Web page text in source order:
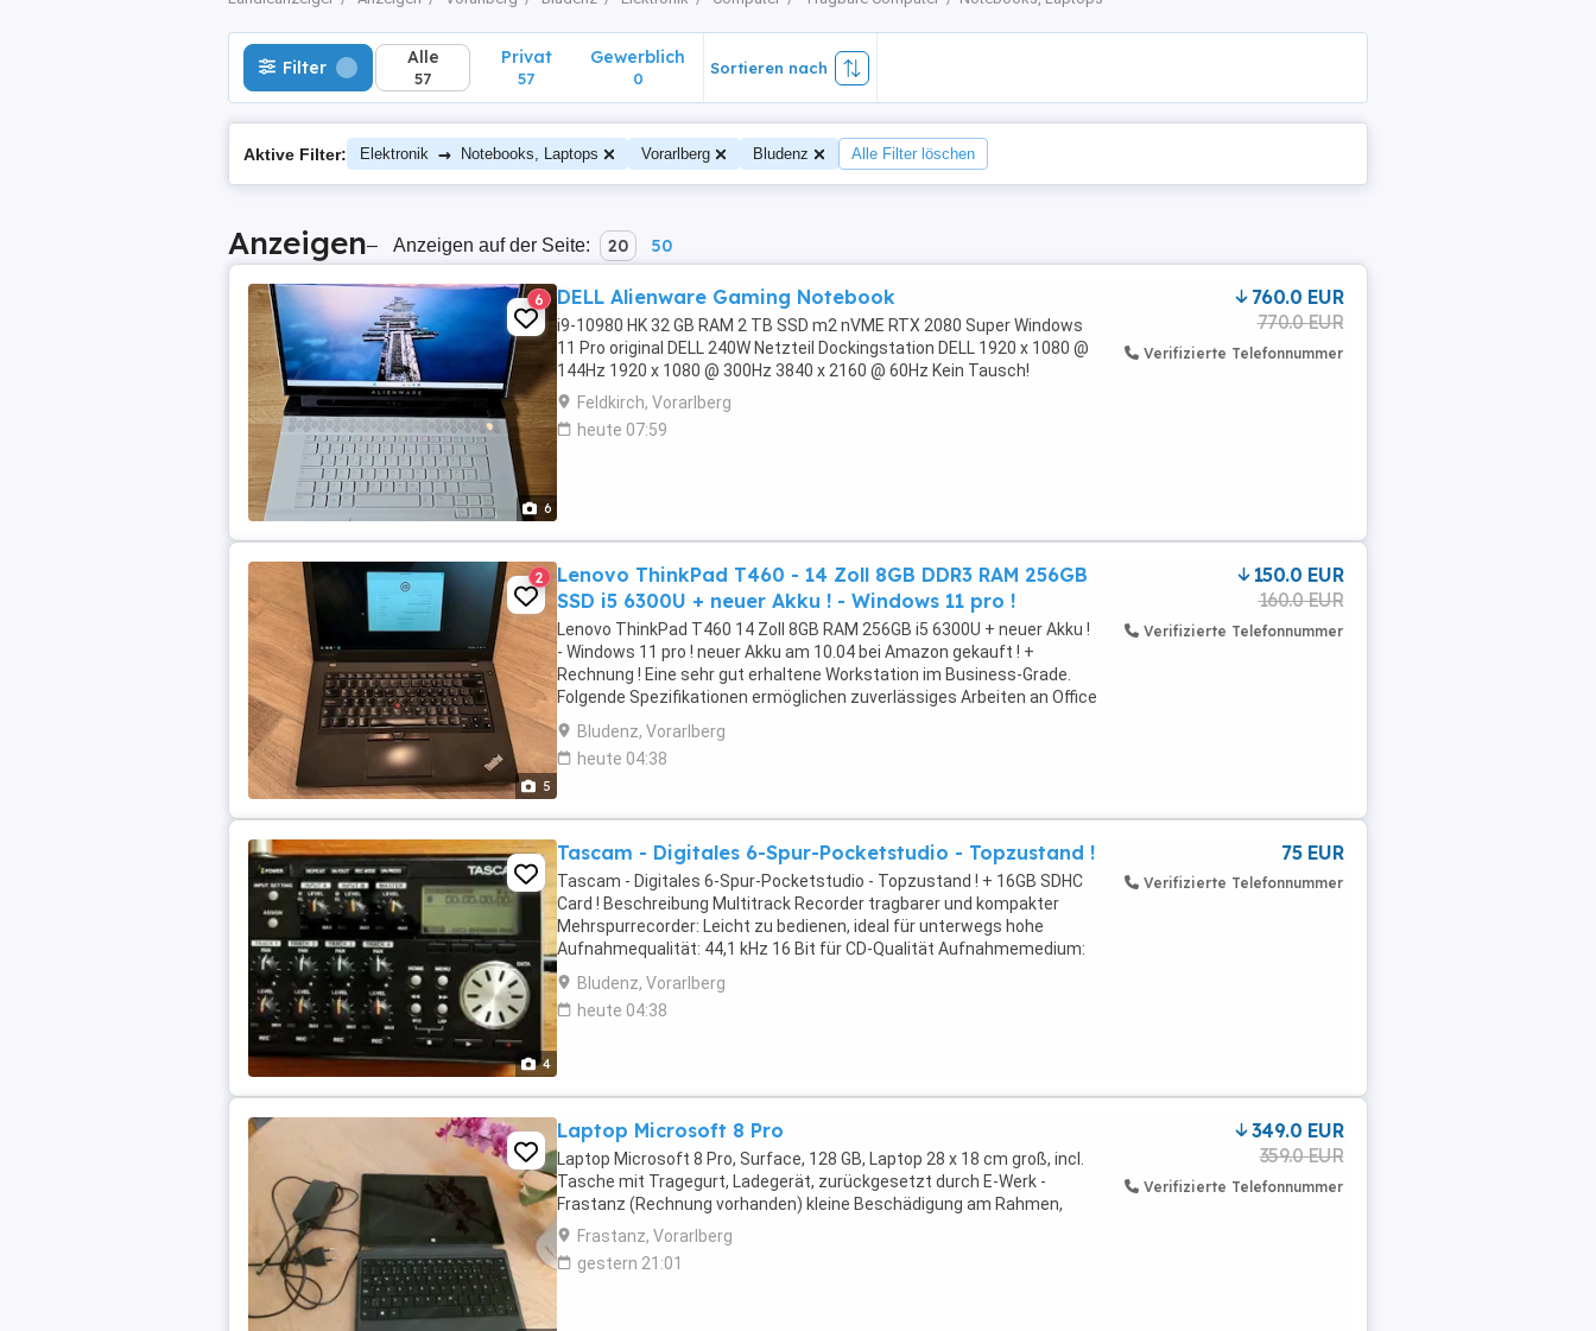
Filter Alle
57
Privat
57
Gewerblich
0
Sortieren nach
Aktive Filter: Elektronik → Notebooks, Laptops Vorarlberg Bludenz Alle Filter löschen
Anzeigen– Anzeigen auf der Seite: 20 50
6
6 DELL Alienware Gaming Notebook
i9-10980 HK 32 GB RAM 2 TB SSD m2 nVME RTX 2080 Super Windows
11 Pro original DELL 240W Netzteil Dockingstation DELL 1920 x 1080 @
144Hz 1920 x 1080 @ 300Hz 3840 x 2160 @ 60Hz Kein Tausch!
Feldkirch, Vorarlberg
heute 07:59
760.0 EUR
770.0 EUR
Verifizierte Telefonnummer
5
2
Lenovo ThinkPad T460 - 14 Zoll 8GB DDR3 RAM 256GB
SSD i5 6300U + neuer Akku ! - Windows 11 pro !
Lenovo ThinkPad T460 14 Zoll 8GB RAM 256GB i5 6300U + neuer Akku !
- Windows 11 pro ! neuer Akku am 10.04 bei Amazon gekauft ! +
Rechnung ! Eine sehr gut erhaltene Workstation im Business-Grade.
Folgende Spezifikationen ermöglichen zuverlässiges Arbeiten an Office
& Co.: i5 6300U CPU 8GB DDR3 ...
Bludenz, Vorarlberg
heute 04:38
150.0 EUR
160.0 EUR
Verifizierte Telefonnummer
4
Tascam - Digitales 6-Spur-Pocketstudio - Topzustand !
Tascam - Digitales 6-Spur-Pocketstudio - Topzustand ! + 16GB SDHC
Card ! Beschreibung Multitrack Recorder tragbarer und kompakter
Mehrspurrecorder: Leicht zu bedienen, ideal für unterwegs hohe
Aufnahmequalität: 44,1 kHz 16 Bit für CD-Qualität Aufnahmemedium:
SD SDHC-Karte, 2 GB Karte im Lieferumfang 6 ...
Bludenz, Vorarlberg
heute 04:38
75 EUR
Verifizierte Telefonnummer
Laptop Microsoft 8 Pro
Laptop Microsoft 8 Pro, Surface, 128 GB, Laptop 28 x 18 cm groß, incl.
Tasche mit Tragegurt, Ladegerät, zurückgesetzt durch E-Werk -
Frastanz (Rechnung vorhanden) kleine Beschädigung am Rahmen,
Frastanz, Vorarlberg
gestern 21:01
349.0 EUR
359.0 EUR
Verifizierte Telefonnummer